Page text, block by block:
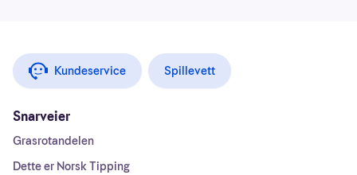
Kundeservice Spillevett
Snarveier
Grasrotandelen
Dette er Norsk Tipping